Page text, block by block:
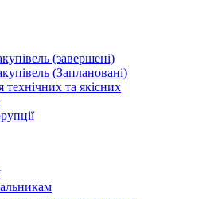
(завершені)
(Заплановані)
та якісних